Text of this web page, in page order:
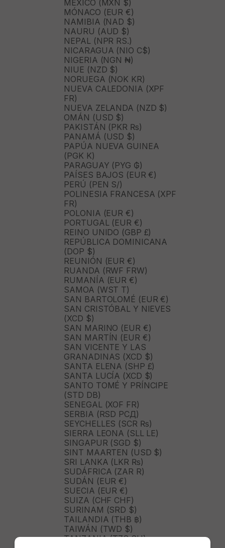
MÉXICO (MXN $)
MÓNACO (EUR €)
NAMIBIA (NAD $)
NAURU (AUD $)
NEPAL (NPR RS.)
NICARAGUA (NIO C$)
NIGERIA (NGN ₦)
NIUE (NZD $)
NORUEGA (NOK KR)
NUEVA CALEDONIA (XPF
FR)
NUEVA ZELANDA (NZD $)
OMÁN (USD $)
PAKISTÁN (PKR ₨)
PANAMÁ (USD $)
PAPÚA NUEVA GUINEA
(PGK K)
PARAGUAY (PYG ₲)
PAÍSES BAJOS (EUR €)
PERÚ (PEN S/)
POLINESIA FRANCESA (XPF
FR)
POLONIA (EUR €)
PORTUGAL (EUR €)
REINO UNIDO (GBP £)
REPÚBLICA DOMINICANA
(DOP $)
REUNIÓN (EUR €)
RUANDA (RWF FRW)
RUMANÍA (EUR €)
SAMOA (WST T)
SAN BARTOLOMÉ (EUR €)
SAN CRISTÓBAL Y NIEVES
(XCD $)
SAN MARINO (EUR €)
SAN MARTÍN (EUR €)
SAN VICENTE Y LAS
GRANADINAS (XCD $)
SANTA ELENA (SHP £)
SANTA LUCÍA (XCD $)
SANTO TOMÉ Y PRÍNCIPE
(STD DB)
SENEGAL (XOF FR)
SERBIA (RSD РСД)
SEYCHELLES (SCR ₨)
SIERRA LEONA (SLL LE)
SINGAPUR (SGD $)
SINT MAARTEN (USD $)
SRI LANKA (LKR ₨)
SUDÁFRICA (ZAR R)
SUDÁN (EUR €)
SUECIA (EUR €)
SUIZA (CHF CHF)
SURINAM (SRD $)
TAILANDIA (THB ฿)
TAIWÁN (TWD $)
TANZANIA (TZS SH)